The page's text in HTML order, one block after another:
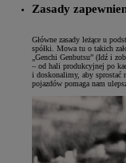
Zasady
Główne zasady leżące u
spółki. Mowa tu o takich
„Genchi Genbutsu” (Idź i
– od hali produkcyjnej po
i doskonalimy, aby sprostać
pojazdów pomaga nam